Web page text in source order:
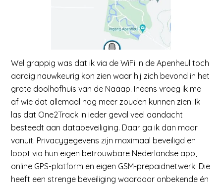
Wel grappig was dat ik via de WiFi in de Apenheul toch
aardig nauwkeurig kon zien waar hij zich bevond in het
grote doolhofhuis van de Naäap. Ineens vroeg ik me
af wie dat allemaal nog meer zouden kunnen zien. Ik
las dat One2Track in ieder geval veel aandacht
besteedt aan databeveiliging. Daar ga ik dan maar
vanuit. Privacygegevens zijn maximaal beveiligd en
loopt via hun eigen betrouwbare Nederlandse app,
online GPS-platform en eigen GSM-prepaidnetwerk. Die
heeft een strenge beveiliging waardoor onbekende én